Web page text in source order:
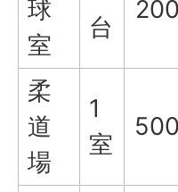
球
室
台
柔
道
場
1
室